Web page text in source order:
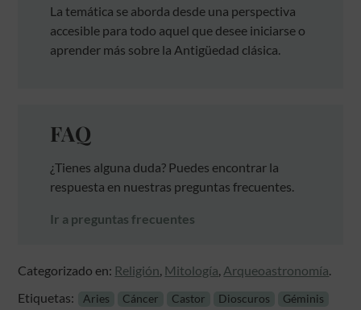
La temática se aborda desde una perspectiva
accesible para todo aquel que desee iniciarse o
aprender más sobre la Antigüedad clásica.
FAQ
¿Tienes alguna duda? Puedes encontrar la
respuesta en nuestras preguntas frecuentes.
Ir a preguntas frecuentes
Categorizado en: Religión Mitología Arqueoastronomía
Etiquetas:
Aries Cáncer Castor Dioscuros
Géminis